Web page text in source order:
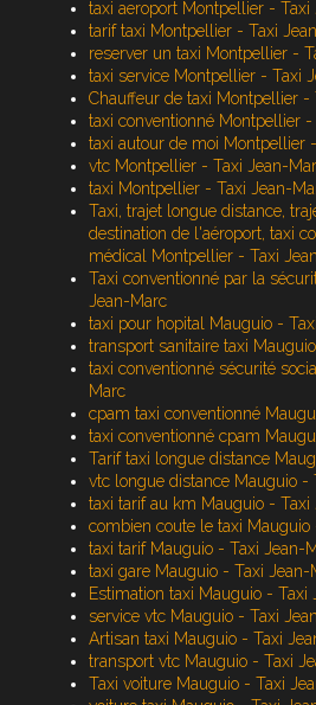
taxi aeroport Montpellier - Taxi
tarif taxi Montpellier - Taxi
reserver un taxi Montpellier -
taxi service Montpellier - Taxi
Chauffeur de taxi Montpellier -
taxi conventionné Montpellier
taxi autour de moi Montpellier
vtc Montpellier - Taxi Jean-
taxi Montpellier - Taxi Jean-
Taxi, trajet longue distance,
destination de l'aéroport, taxi
médical Montpellier - Taxi
Taxi conventionné par la
Jean-Marc
taxi pour hopital Mauguio -
transport sanitaire taxi
taxi conventionné sécurité
Marc
cpam taxi conventionné
taxi conventionné cpam
Tarif taxi longue distance
vtc longue distance Mauguio -
taxi tarif au km Mauguio - Taxi
combien coute le taxi
taxi tarif Mauguio - Taxi Jean-
taxi gare Mauguio - Taxi Jean-
Estimation taxi Mauguio - Taxi
service vtc Mauguio - Taxi
Artisan taxi Mauguio - Taxi
transport vtc Mauguio - Taxi
Taxi voiture Mauguio - Taxi